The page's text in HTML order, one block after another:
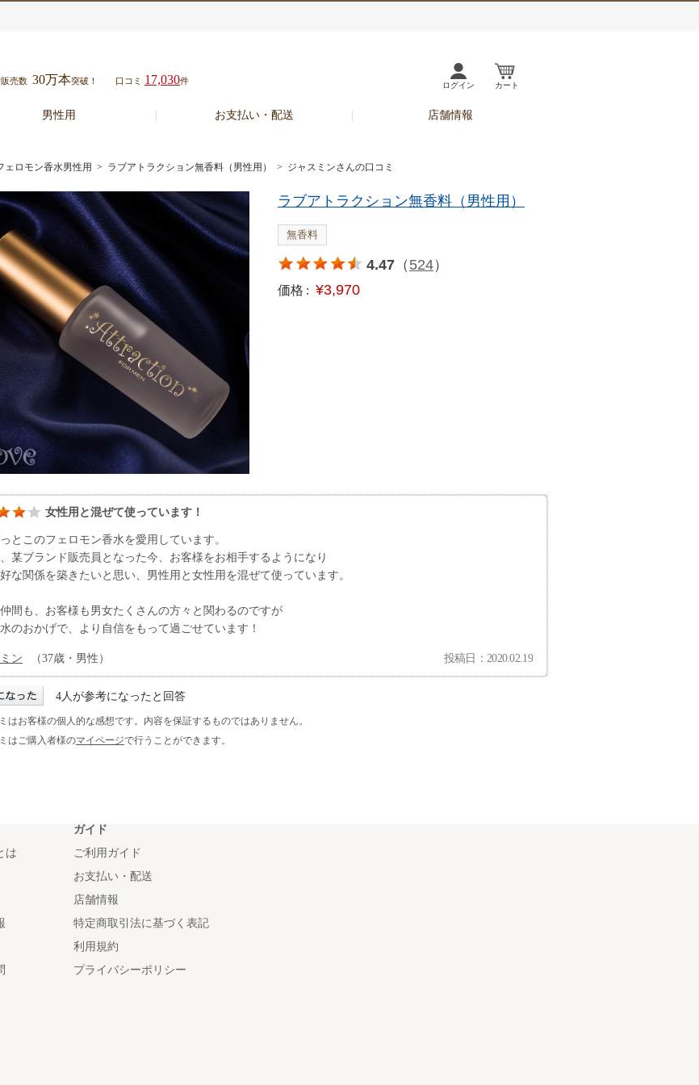
売数 30万本突破！ 口コミ 17,030件 ログイン カート
男性用 お支払い・配送 店舗情報
ェロモン香水男性用 > ラブアトラクション無香料（男性用） > ジャスミンさんの口コミ
ラブアトラクション無香料（男性用）
無香料
4.47 （ 524）
価格 : ¥3,970
女性用と混ぜて使っています！
とこのフェロモン香水を愛用しています。
某ブランド販売員となった今、お客様をお相手するようになり
な関係を築きたいと思い、男性用と女性用を混ぜて使っています。
間も、お客様も男女たくさんの方々と関わるのですが
のおかげで、より自信をもって過ごせています！
ン （37歳・男性） 投稿日：2020.02.19
4人が参考になったと回答
はお客様の個人的な感想です。内容を保証するものではありません。
はご購入者様のマイページで行うことができます。
は
ガイド
ご利用ガイド
お支払い・配送
店舗情報
特定商取引法に基づく表記
利用規約
プライバシーポリシー